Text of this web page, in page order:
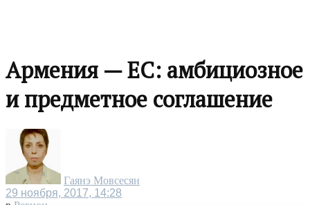
Армения — ЕС: амбициозное
и предметное соглашение
Гаянэ Мовсесян
29 ноября, 2017, 14:28